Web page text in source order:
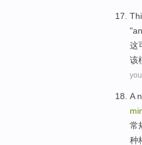
这
该
A
常
种